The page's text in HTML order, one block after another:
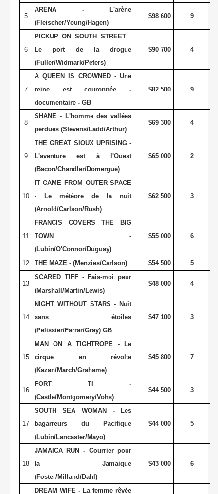
5
ARENA - L'arène
(Fleischer/Young/Hagen)
$98 600 9
6
PICKUP ON SOUTH STREET -
Le port de la drogue
(Fuller/Widmark/Peters)
$90 700 4
7
A QUEEN IS CROWNED - Une
reine est couronnée -
documentaire - GB
$82 500 9
8
SHANE - L'homme des vallées
perdues (Stevens/Ladd/Arthur)
$69 300 4
9
THE GREAT SIOUX UPRISING -
L'aventure est à l'Ouest
(Bacon/Chandler/Domergue)
$65 000 2
10
IT CAME FROM OUTER SPACE
- Le météore de la nuit
(Arnold/Carlson/Rush)
$62 500 3
11
FRANCIS COVERS THE BIG
TOWN -
(Lubin/O'Connor/Duguay)
$55 000 6
12 THE MAZE - (Menzies/Carlson) $54 500 5
13
SCARED TIFF - Fais-moi peur
(Marshall/Martin/Lewis)
$48 000 4
14
NIGHT WITHOUT STARS - Nuit
sans étoiles
(Pelissier/Farrar/Gray) GB
$47 100 3
15
MAN ON A TIGHTROPE - Le
cirque en révolte
(Kazan/March/Grahame)
$45 800 7
16
FORT TI -
(Castle/Montgomery/Vohs)
$44 500 3
17
SOUTH SEA WOMAN - Les
bagarreurs du Pacifique
(Lubin/Lancaster/Mayo)
$44 000 5
18
JAMAICA RUN - Courrier pour
la Jamaique
(Foster/Milland/Dahl)
$43 000 6
DREAM WIFE - La femme rêvée